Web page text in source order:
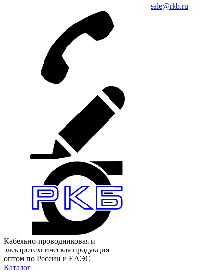
sale@rkb.ru
Кабельно-проводниковая и
электротехническая продукция
оптом по России и ЕАЭС
Каталог